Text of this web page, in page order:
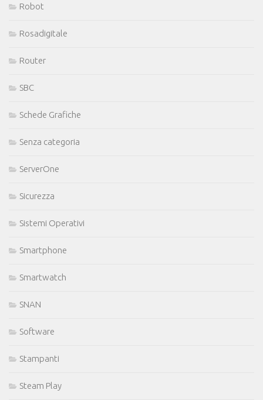
Robot
Rosadigitale
Router
SBC
Schede Grafiche
Senza categoria
ServerOne
Sicurezza
Sistemi Operativi
Smartphone
Smartwatch
SNAN
Software
Stampanti
Steam Play